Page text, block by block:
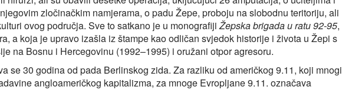
zločinačkim namjerama, o padu Žepe, proboju na slobodnu teritoriju, ali
ovog područja. Sve to satkano je u monografiji Žepska brigada u ratu 92-95,
a koja je upravo izašla iz štampe kao odličan svjedok historije i života u Žepi s
na Bosnu i Hercegovinu (1992–1995) i oružani otpor agresoru.
se 30 godina od pada Berlinskog zida. Za razliku od američkog 9.11, koji mnogi
angloameričkog kapitalizma, za mnoge Evropljane 9.11. označava